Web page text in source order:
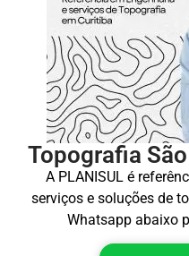
Topografia
A PLANISUL é
serviços e soluções de
Whatsapp abaixo